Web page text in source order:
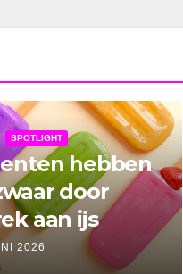
SPOTLIGHT
hebben
door
aan ijs
2026